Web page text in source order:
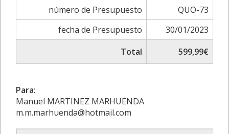
número de Presupuesto
QUO-73
fecha de Presupuesto
30/01/2023
Total
599,99€
Para:
Manuel MARTINEZ MARHUENDA
m.m.marhuenda@hotmail.com